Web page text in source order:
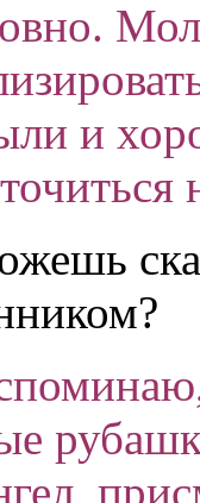
и